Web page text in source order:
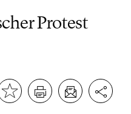
Protest